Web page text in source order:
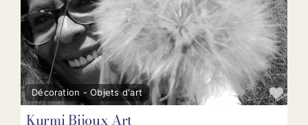
Décoration - Objets d'art
Kurmi Bijoux Art